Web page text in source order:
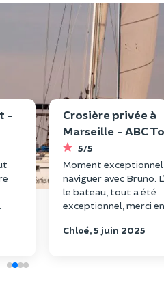
-
Crosière privée à
Marseille - ABC
5/5
Moment
naviguer avec Bruno.
le bateau, tout a été
exceptionnel, merci
cette expérience qui
Chloé, 5 juin 2025